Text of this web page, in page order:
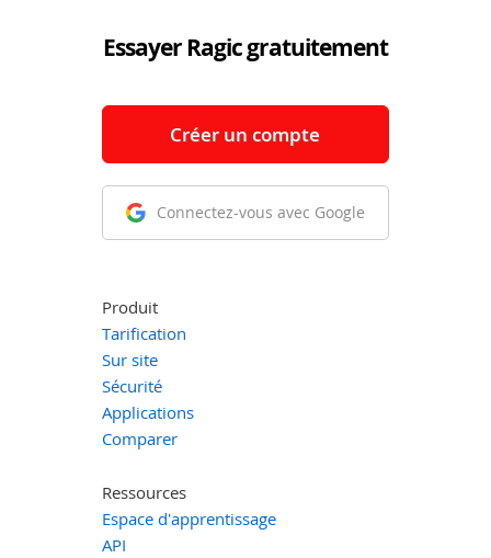
Essayer Ragic gratuitement
Créer un compte
Connectez-vous avec Google
Produit
Tarification
Sur site
Sécurité
Applications
Comparer
Ressources
Espace d'apprentissage
API